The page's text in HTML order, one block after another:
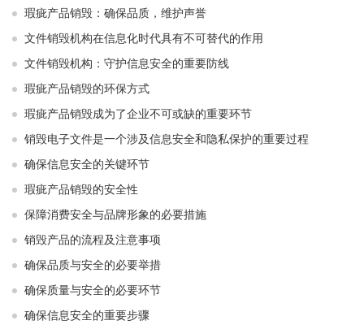
瑕疵产品销毁：确保品质，维护声誉
文件销毁机构在信息化时代具有不可替代的作用
文件销毁机构：守护信息安全的重要防线
瑕疵产品销毁的环保方式
瑕疵产品销毁成为了企业不可或缺的重要环节
销毁电子文件是一个涉及信息安全和隐私保护的重要过程
确保信息安全的关键环节
瑕疵产品销毁的安全性
保障消费安全与品牌形象的必要措施
销毁产品的流程及注意事项
确保品质与安全的必要举措
确保质量与安全的必要环节
确保信息安全的重要步骤